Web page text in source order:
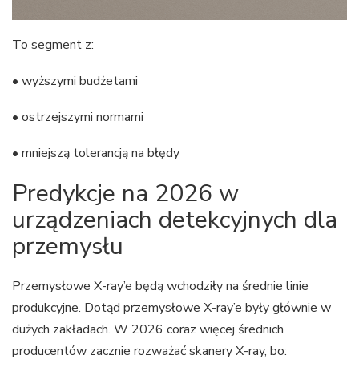
To segment z:
• wyższymi budżetami
• ostrzejszymi normami
• mniejszą tolerancją na błędy
Predykcje na 2026 w
urządzeniach detekcyjnych dla
przemysłu
Przemysłowe X-ray’e będą wchodziły na średnie linie
produkcyjne. Dotąd przemysłowe X-ray’e były głównie w
dużych zakładach. W 2026 coraz więcej średnich
producentów zacznie rozważać skanery X-ray, bo: